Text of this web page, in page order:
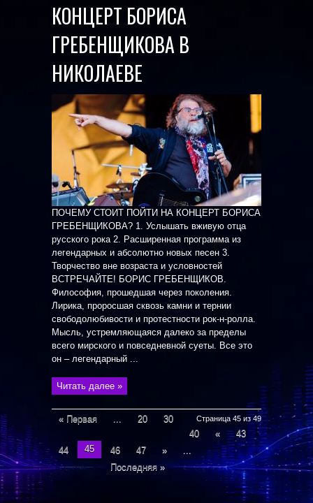
КОНЦЕРТ БОРИСА
ГРЕБЕНЩИКОВА В
НИКОЛАЕВЕ
ПОЧЕМУ СТОИТ ПОЙТИ НА КОНЦЕРТ БОРИСА
ГРЕБЕНЩИКОВА? 1. Услышать вживую отца
русского рока 2. Расширенная программа из
легендарных и абсолютно новых песен 3.
Творчество вне возраста и условностей
ВСТРЕЧАЙТЕ! БОРИС ГРЕБЕНЩИКОВ.
Философия, прошедшая через поколения.
Лирика, проросшая сквозь камни и тернии
свободолюбивости и протестности рок-н-ролла.
Мысль, устремляющаяся далеко за пределы
всего мирского и повседневной суеты. Все это
он – легендарный ...
Читать далее »
Страница 45 из 49
« Первая ... 20
30
40
«
43
44
45 46 47 »
...
Последняя »